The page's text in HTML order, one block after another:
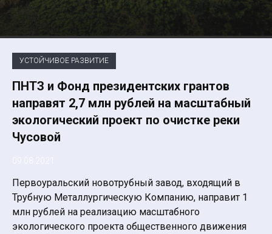
УСТОЙЧИВОЕ РАЗВИТИЕ
ПНТЗ и Фонд президентских грантов
направят 2,7 млн рублей на масштабный
экологический проект по очистке реки
Чусовой
Первоуральский новотрубный завод, входящий в
Трубную Металлургическую Компанию, направит 1
млн рублей на реализацию масштабного
экологического проекта общественного движения